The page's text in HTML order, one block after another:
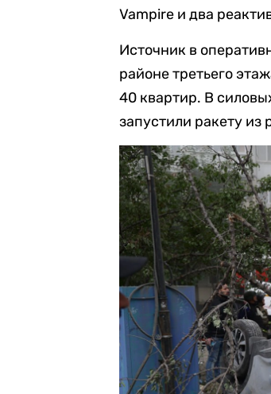
Vampire и два
Источник в
районе третьего
40 квартир. В
запустили ракету из